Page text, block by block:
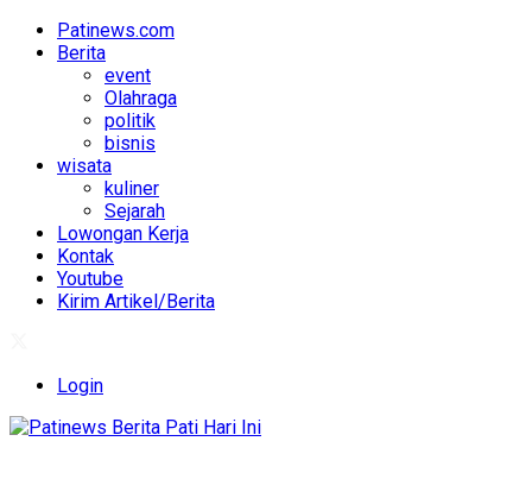
Patinews.com
Berita
event
Olahraga
politik
bisnis
wisata
kuliner
Sejarah
Lowongan Kerja
Kontak
Youtube
Kirim Artikel/Berita
Login